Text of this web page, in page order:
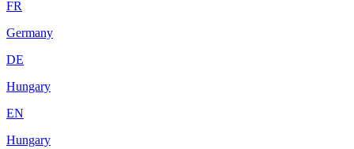
FR
Germany
DE
Hungary
EN
Hungary